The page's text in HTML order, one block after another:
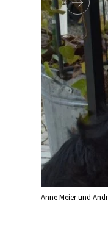
Anne Meier und